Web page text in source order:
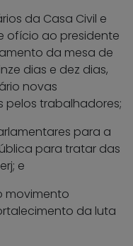
da Casa Civil e
ofício ao presidente
da mesa de
dias e dez dias,
novas
pelos trabalhadores;
para a
para tratar das
e
movimento
da luta